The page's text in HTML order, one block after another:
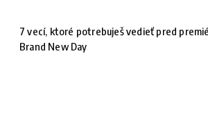
7 vecí, ktoré potrebuješ vedieť pred
Brand New Day